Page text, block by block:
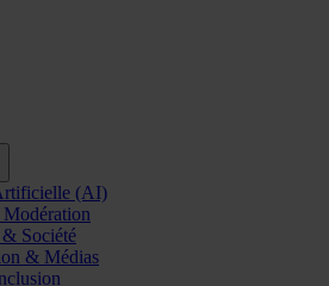
(AI)
Société
& Médias